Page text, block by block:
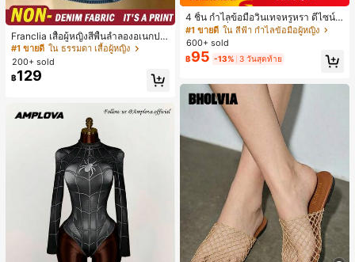
Franclia เสื้อผู้หญิงสีพื้นลำลองอเนกปร
ะสงค์สำหรับใส่ประจำวัน
#1 ขายดี ใน ธรรมดา เสื้อผู้หญิง
เกือบหมดแล้ว!
#1 ขายดี ใน ธรรมดา เสื้อผู้หญิง
เกือบหมดแล้ว!
#1 ขายดี ใน ธรรมดา เสื้อผู้หญิง
เกือบหมดแล้ว!
#1 ขายดี
200+ sold
฿129
4 ชิ้น กำไลข้อมือวินเทจหรูหรา ดีไซน์มิ
นิมอลแฟชั่น เหมาะสำหรับใส่ในชีวิตปร
ะจำวัน อะคริลิก เหมาะสำหรับใส่ในชีวิ
ตประจำวันและงานปาร์ตี้ ของขวัญสำห
รับผู้หญิง
#1 ขายดี ใน สีฟ้า กำไลข้อมือผู้หญิง
600+ sold
฿95 -13% 3 วันสุดท้าย